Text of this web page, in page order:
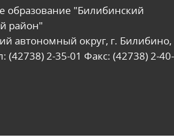
образование "Билибинский
район"
автономный округ, г. Билибино,
(42738) 2-35-01 Факс: (42738) 2-